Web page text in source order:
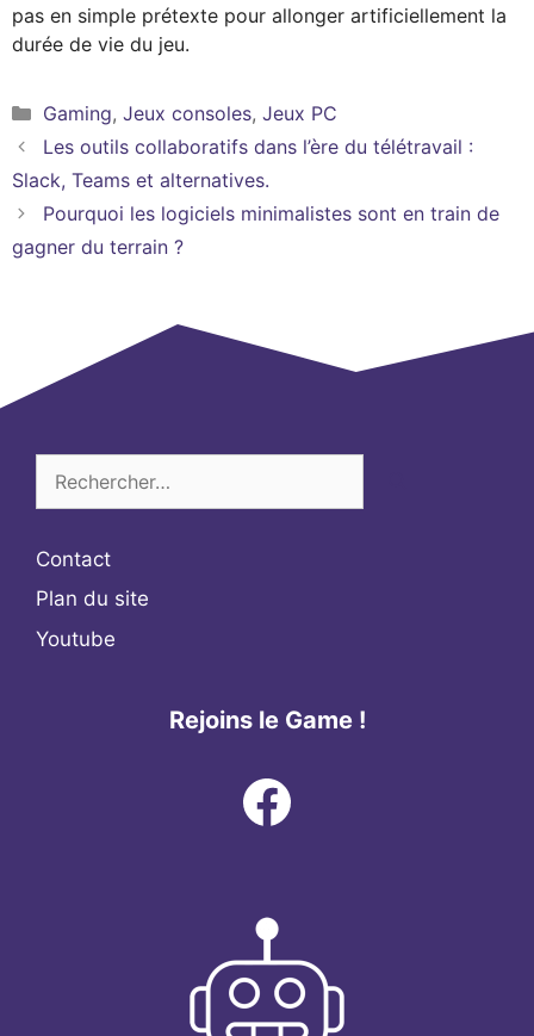
pas en simple prétexte pour allonger artificiellement la
durée de vie du jeu.
Catégories
Gaming, Jeux consoles, Jeux PC
Les outils collaboratifs dans l’ère du télétravail :
Slack, Teams et alternatives.
Pourquoi les logiciels minimalistes sont en train de
gagner du terrain ?
Contact
Plan du site
Youtube
Rejoins le Game !
Facebook